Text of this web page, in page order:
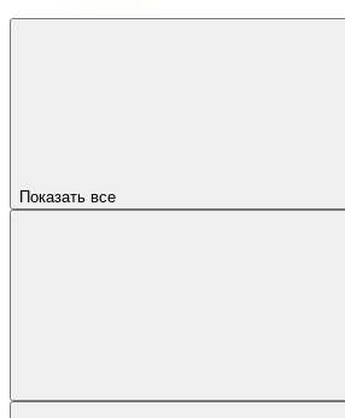
Показать все